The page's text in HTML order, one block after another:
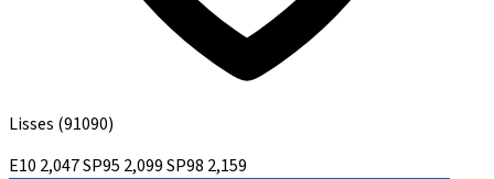
Lisses (91090)
E10 2,047SP95 2,099SP98 2,159